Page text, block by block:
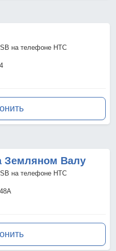
на телефоне HTC
Земляном Валу
на телефоне HTC